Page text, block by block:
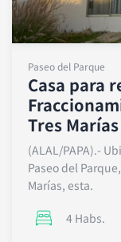
Paseo del Parque
Casa para
Tres Marías
(ALAL/PAPA).-
Paseo del
Marías, esta.
4 Habs.